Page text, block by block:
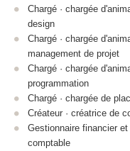
Chargé · chargée
design
Chargé · chargée
management de projet
Chargé · chargée
programmation
Chargé · chargée de
Créateur · créatrice de
Gestionnaire financier
comptable